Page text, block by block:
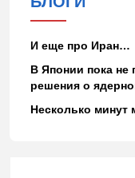
И еще про Иран…
В Японии пока не
решения о
Несколько